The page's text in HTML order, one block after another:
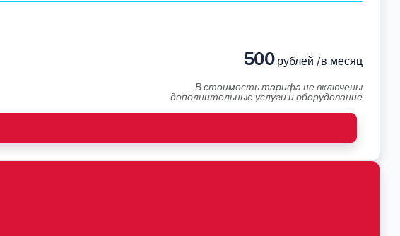
500рублей /в месяц
В стоимость тарифа не включены
дополнительные услуги и оборудование